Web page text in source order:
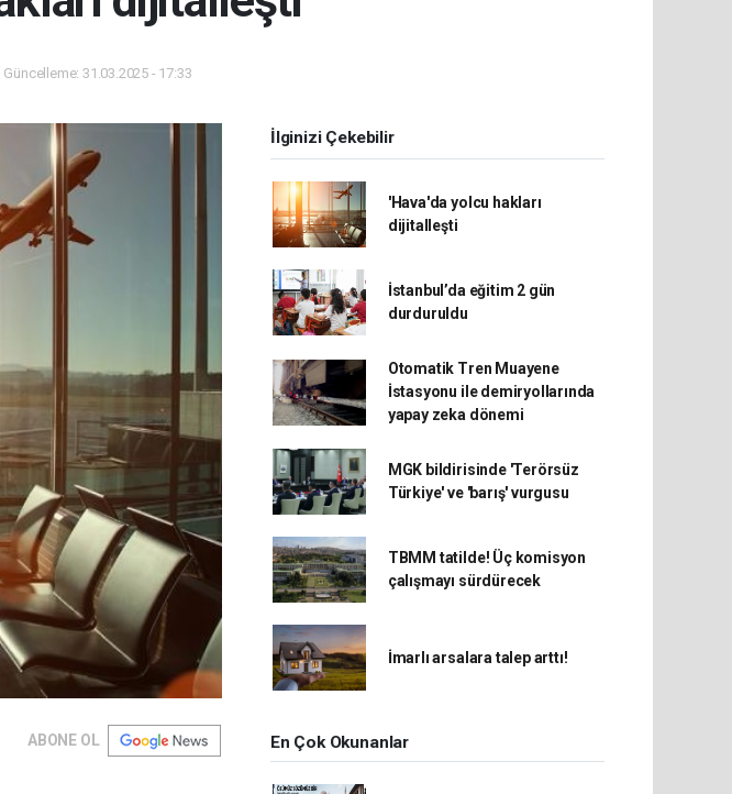
31.03.2025 - 17:33
ABONE OL
İlginizi Çekebilir
'Hava'da yolcu hakları
dijitalleşti
İstanbul’da eğitim 2 gün
durduruldu
Otomatik Tren Muayene
İstasyonu ile demiryollarında
yapay zeka dönemi
MGK bildirisinde 'Terörsüz
Türkiye' ve 'barış' vurgusu
TBMM tatilde! Üç komisyon
çalışmayı sürdürecek
İmarlı arsalara talep arttı!
En Çok Okunanlar